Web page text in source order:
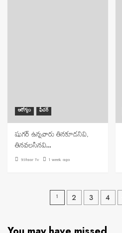
ఆరోగ్యం ఫీచర్
షుగర్ ఉన్నవారు తినకూడనివి,
తినవలసినవి…
9Staar Tv 1 week ago
Posts
1 2 3 4